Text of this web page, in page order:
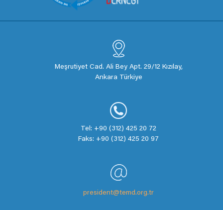
Meşrutiyet Cad. Ali Bey Apt. 29/12 Kızılay,
Ankara Türkiye
Tel: +90 (312) 425 20 72
Faks: +90 (312) 425 20 97
president@temd.org.tr